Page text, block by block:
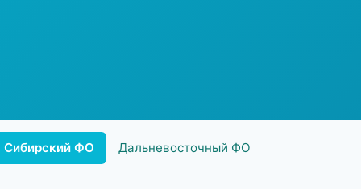
Сибирский ФО Дальневосточный ФО